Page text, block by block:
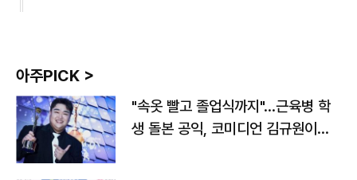
아주PICK >
"속옷 빨고 졸업식까지"…근육병 학
생 돌본 공익, 코미디언 김규원이었